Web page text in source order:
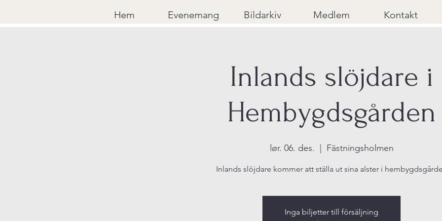
Hem Evenemang Bildarkiv Medlem Kontakt
Inlands slöjdare i
Hembygdsgården
lør. 06. des.
  |
Fästningsholmen
Inlands slöjdare kommer att ställa ut sina alster i
Inga biljetter till försäljning